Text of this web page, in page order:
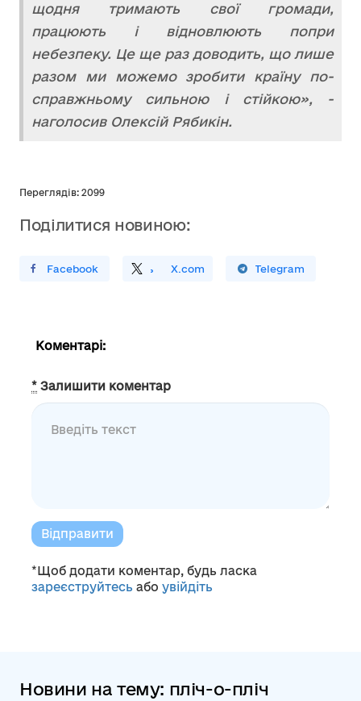
щодня тримають свої громади,
працюють і відновлюють попри
небезпеку. Це ще раз доводить, що лише
разом ми можемо зробити країну по-
справжньому сильною і стійкою», -
наголосив Олексій Рябикін.
Переглядів: 2099
Поділитися новиною:
У FacebookПоділитись X.com
Поширити У Telegram
Коментарі:
* Залишити коментар
Відправити
*Щоб додати коментар, будь ласка
зареєструйтесь або увійдіть
Новини на тему: пліч-о-пліч